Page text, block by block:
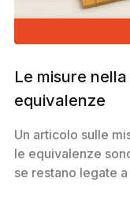
Le misure
equivalenze
Un articolo sulle
le equivalenze
se restano legate